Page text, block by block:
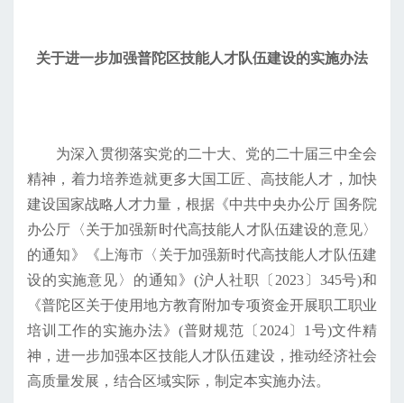
关于进一步加强普陀区技能人才队伍建设的实施办法
为深入贯彻落实党的二十大、党的二十届三中全会
精神，着力培养造就更多大国工匠、高技能人才，加快
建设国家战略人才力量，根据《中共中央办公厅 国务院
办公厅〈关于加强新时代高技能人才队伍建设的意见〉
的通知》《上海市〈关于加强新时代高技能人才队伍建
设的实施意见〉的通知》(沪人社职〔2023〕345号)和
《普陀区关于使用地方教育附加专项资金开展职工职业
培训工作的实施办法》(普财规范〔2024〕1号)文件精
神，进一步加强本区技能人才队伍建设，推动经济社会
高质量发展，结合区域实际，制定本实施办法。